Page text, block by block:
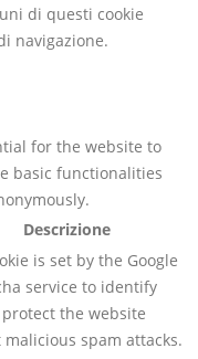
di questi cookie
navigazione.
for the website to
basic functionalities
Descrizione
is set by the Google
service to identify
the website
malicious spam attacks.